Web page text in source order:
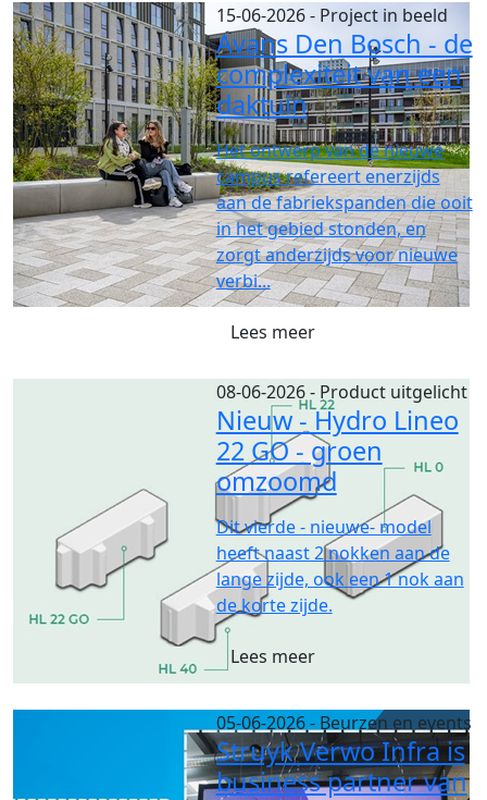
15-06-2026- Project in beeld
Avans Den Bosch - de
complexiteit van een
daktuin
Het ontwerp van de nieuwe
campus refereert enerzijds
aan de fabriekspanden die ooit
in het gebied stonden, en
zorgt anderzijds voor nieuwe
verbi...
Lees meer
08-06-2026- Product uitgelicht
Nieuw - Hydro Lineo
22 GO - groen
omzoomd
Dit vierde - nieuwe- model
heeft naast 2 nokken aan de
lange zijde, ook een 1 nok aan
de korte zijde.
Lees meer
05-06-2026- Beurzen en events
Struyk Verwo Infra is
business partner van